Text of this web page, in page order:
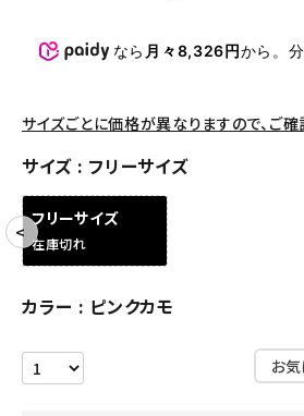
COLLABORATION BRAND
SEASON
CONTENTS
ようこそ ゲスト 様
meeting_room ログイン
なら 月々8,326円から。
サイズごとに価格が異なりますので、ご確
サイズ フリーサイズ
フリーサイズ
在庫切れ
カラー ピンクカモ
お